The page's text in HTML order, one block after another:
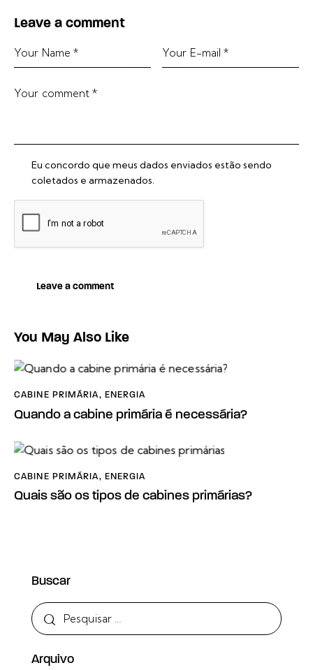
Leave a comment
Eu concordo que meus dados enviados estão sendo
coletados e armazenados.
You May Also Like
CABINE PRIMÁRIA, ENERGIA
Quando a cabine primária é necessária?
CABINE PRIMÁRIA, ENERGIA
Quais são os tipos de cabines primárias?
Buscar
Arquivo